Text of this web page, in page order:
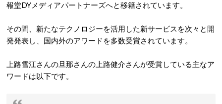
報堂DYメディアパートナーズへと移籍されています。
その間、新たなテクノロジーを活用した新サービスを次々と開
発発表し、国内外のアワードを多数受賞されています。
上路雪江さんの旦那さんの上路健介さんが受賞している主なア
ワードは以下です。